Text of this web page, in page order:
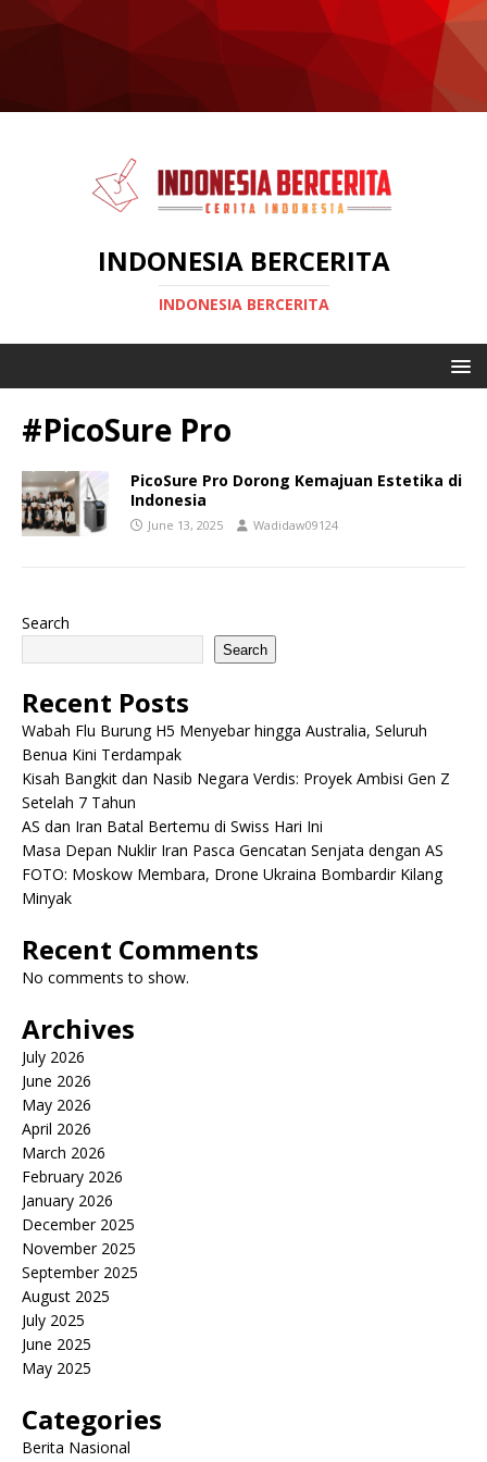
INDONESIA BERCERITA
INDONESIA BERCERITA
#PicoSure Pro
PicoSure Pro Dorong Kemajuan Estetika di
Indonesia
June 13, 2025 Wadidaw09124
Search
Search
Recent Posts
Wabah Flu Burung H5 Menyebar hingga Australia, Seluruh
Benua Kini Terdampak
Kisah Bangkit dan Nasib Negara Verdis: Proyek Ambisi Gen Z
Setelah 7 Tahun
AS dan Iran Batal Bertemu di Swiss Hari Ini
Masa Depan Nuklir Iran Pasca Gencatan Senjata dengan AS
FOTO: Moskow Membara, Drone Ukraina Bombardir Kilang
Minyak
Recent Comments
No comments to show.
Archives
July 2026
June 2026
May 2026
April 2026
March 2026
February 2026
January 2026
December 2025
November 2025
September 2025
August 2025
July 2025
June 2025
May 2025
Categories
Berita Nasional